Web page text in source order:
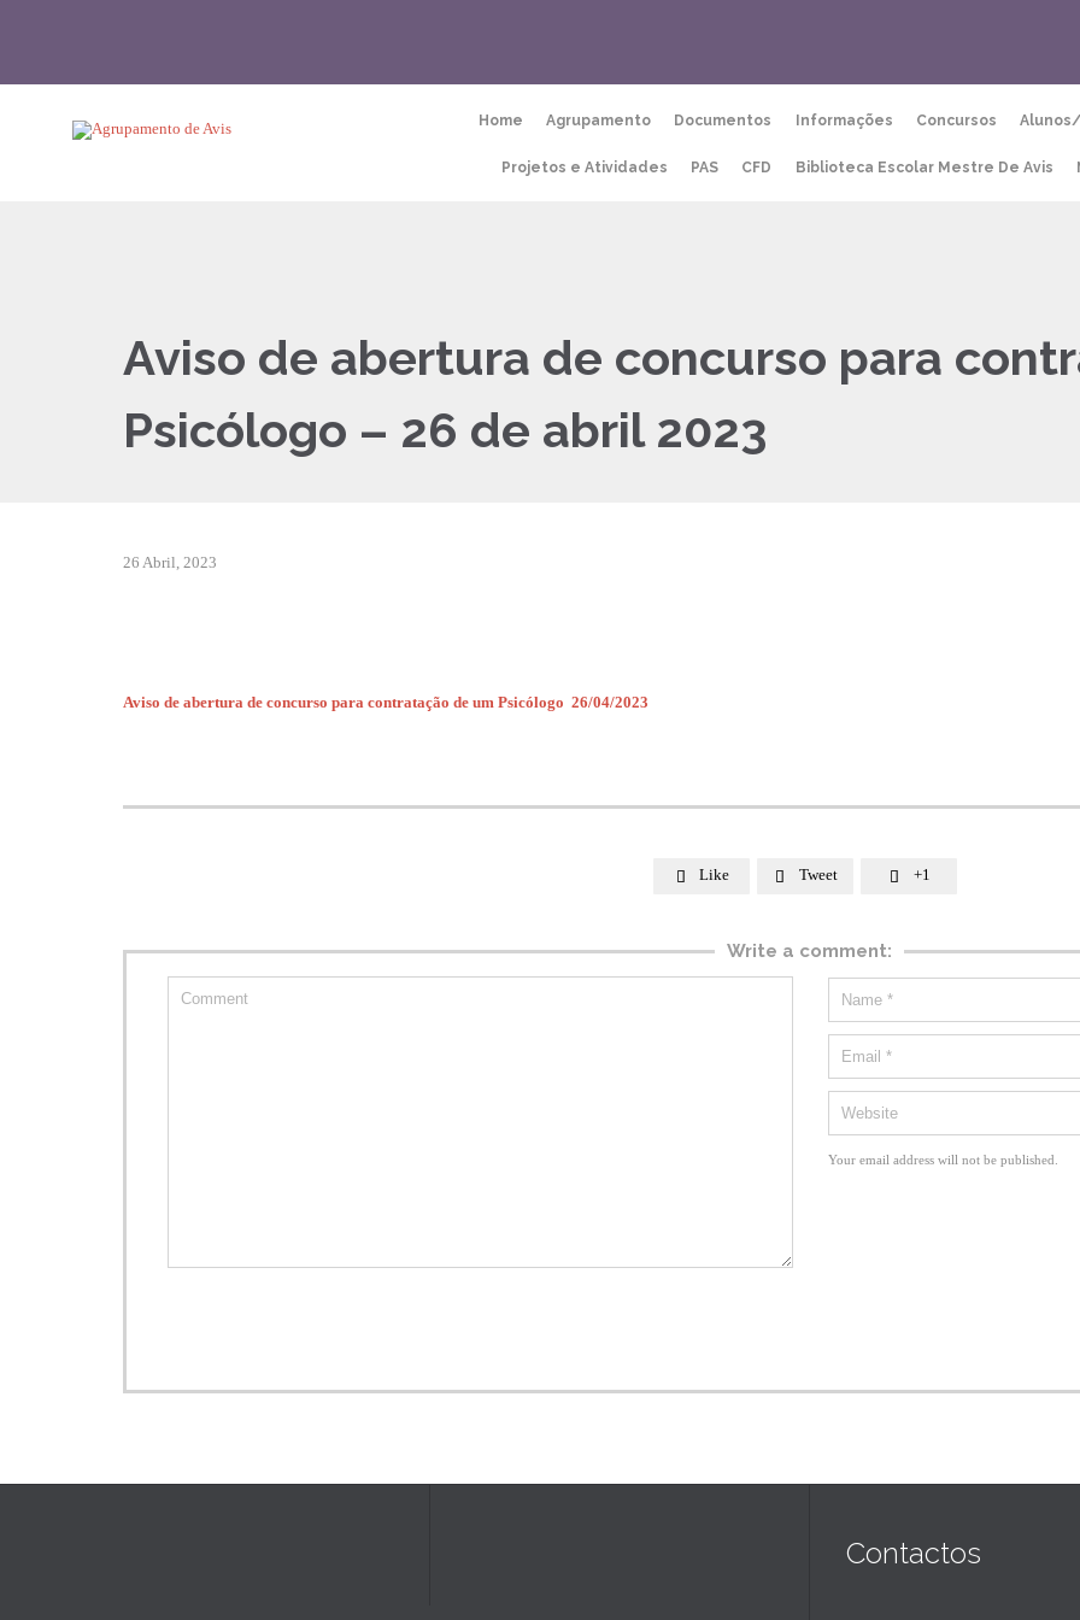
Home Agrupamento Documentos Informações Concursos
Projetos e Atividades PAS CFD Biblioteca Escolar Mestre De Avis
Aviso de abertura de concurso para
Psicólogo – 26 de abril 2023
26 Abril, 2023
Aviso de abertura de concurso para contratação de um Psicólogo 26/04/2023
 Like  Tweet  +1
Write a comment:
Your email address will not be published.
Contactos